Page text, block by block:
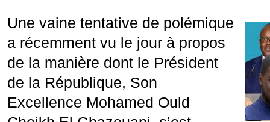
Une vaine tentative de polémique
a récemment vu le jour à propos
de la manière dont le Président
de la République, Son
Excellence Mohamed Ould